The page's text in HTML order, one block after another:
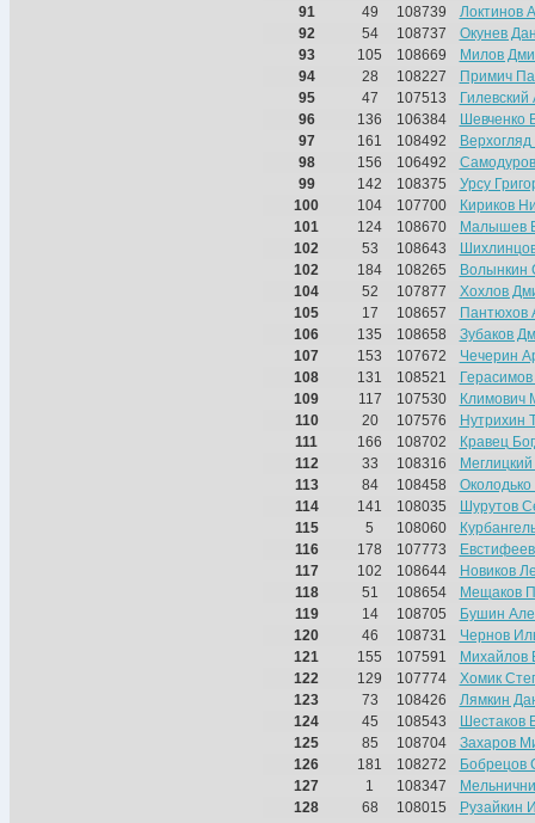
91
49 108739
Локтинов
92
54 108737
Окунев
93
105 108669
Милов
94
28 108227
Примич
95
47 107513
Гилевский
96
136 106384
Шевченко
97
161 108492
Верхогляд
98
156 106492
99
142 108375
Урсу
100
104 107700
Кириков
101
124 108670
Малышев
102
53 108643
102
184 108265
Волынкин
104
52 107877
Хохлов
105
17 108657
Пантюхов
106
135 108658
Зубаков
107
153 107672
Чечерин
108
131 108521
109
117 107530
Климович
110
20 107576
Нутрихин
111
166 108702
Кравец
112
33 108316
113
84 108458
114
141 108035
Шурутов
115
5 108060
116
178 107773
117
102 108644
Новиков
118
51 108654
Мещаков
119
14 108705
Бушин
120
46 108731
Чернов
121
155 107591
Михайлов
122
129 107774
Хомик
123
73 108426
Лямкин
124
45 108543
Шестаков
125
85 108704
Захаров
126
181 108272
Бобрецов
127
1 108347
128
68 108015
Рузайкин